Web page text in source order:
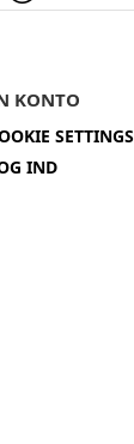
KONTO
SETTINGS
IND